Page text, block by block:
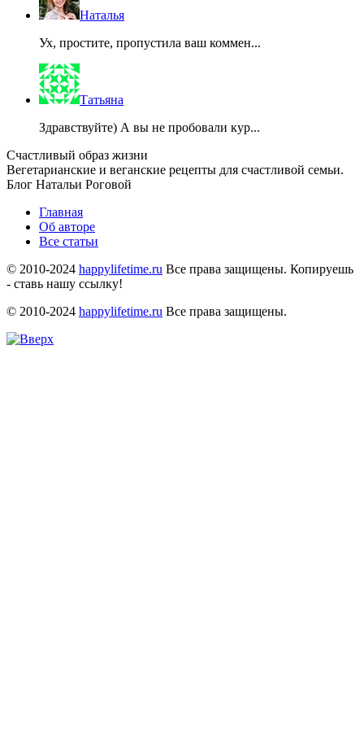
Наталья
Ух, простите, пропустила ваш коммен...
Татьяна
Здравствуйте) А вы не пробовали кур...
Счастливый образ жизни
Вегетарианские и веганские рецепты для счастливой семьи.
Блог Натальи Роговой
Главная
Об авторе
Все статьи
© 2010-2024 happylifetime.ru Все права защищены. Копируешь
- ставь нашу ссылку!
© 2010-2024 happylifetime.ru Все права защищены.